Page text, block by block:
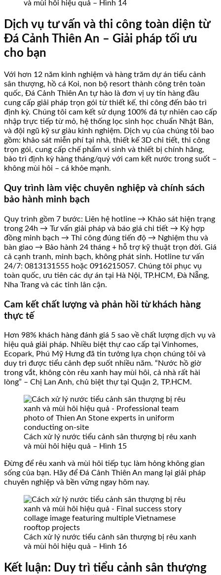
và mùi hôi hiệu quả – Hình 14
Dịch vụ tư vấn và thi công toàn diện từ
Đá Cảnh Thiên An – Giải pháp tối ưu
cho bạn
Với hơn 12 năm kinh nghiệm và hàng trăm dự án tiểu cảnh
sân thượng, hồ cá Koi, non bộ resort thành công trên toàn
quốc, Đá Cảnh Thiên An tự hào là đơn vị uy tín hàng đầu
cung cấp giải pháp trọn gói từ thiết kế, thi công đến bảo trì
định kỳ. Chúng tôi cam kết sử dụng 100% đá tự nhiên cao cấp
nhập trực tiếp từ mỏ, hệ thống lọc sinh học chuẩn Nhật Bản,
và đội ngũ kỹ sư giàu kinh nghiệm. Dịch vụ của chúng tôi bao
gồm: khảo sát miễn phí tại nhà, thiết kế 3D chi tiết, thi công
trọn gói, cung cấp chế phẩm vi sinh và thiết bị chính hãng,
bảo trì định kỳ hàng tháng/quý với cam kết nước trong suốt –
không mùi hôi – cá khỏe mạnh.
Quy trình làm việc chuyên nghiệp và chính sách
bảo hành minh bạch
Quy trình gồm 7 bước: Liên hệ hotline → Khảo sát hiện trạng
trong 24h → Tư vấn giải pháp và báo giá chi tiết → Ký hợp
đồng minh bạch → Thi công đúng tiến độ → Nghiệm thu và
bàn giao → Bảo hành 24 tháng + hỗ trợ kỹ thuật trọn đời. Giá
cả cạnh tranh, minh bạch, không phát sinh. Hotline tư vấn
24/7: 0813131555 hoặc 0916215057. Chúng tôi phục vụ
toàn quốc, ưu tiên các dự án tại Hà Nội, TP.HCM, Đà Nẵng,
Nha Trang và các tỉnh lân cận.
Cam kết chất lượng và phản hồi từ khách hàng
thực tế
Hơn 98% khách hàng đánh giá 5 sao về chất lượng dịch vụ và
hiệu quả giải pháp. Nhiều biệt thự cao cấp tại Vinhomes,
Ecopark, Phú Mỹ Hưng đã tin tưởng lựa chọn chúng tôi và
duy trì được tiểu cảnh đẹp suốt nhiều năm. “Nước hồ giờ
trong vắt, không còn rêu xanh hay mùi hôi, cả nhà rất hài
lòng” – Chị Lan Anh, chủ biệt thự tại Quận 2, TP.HCM.
Cách xử lý nước tiểu cảnh sân thượng bị rêu xanh
và mùi hôi hiệu quả – Hình 15
Đừng để rêu xanh và mùi hôi tiếp tục làm hỏng không gian
sống của bạn. Hãy để Đá Cảnh Thiên An mang lại giải pháp
chuyên nghiệp và bền vững ngay hôm nay.
Cách xử lý nước tiểu cảnh sân thượng bị rêu xanh
và mùi hôi hiệu quả – Hình 16
Kết luận: Duy trì tiểu cảnh sân thượng